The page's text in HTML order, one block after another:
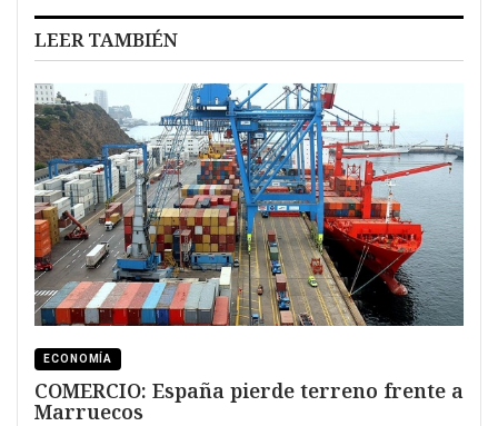
LEER TAMBIÉN
ECONOMÍA
COMERCIO: España pierde terreno frente a
Marruecos